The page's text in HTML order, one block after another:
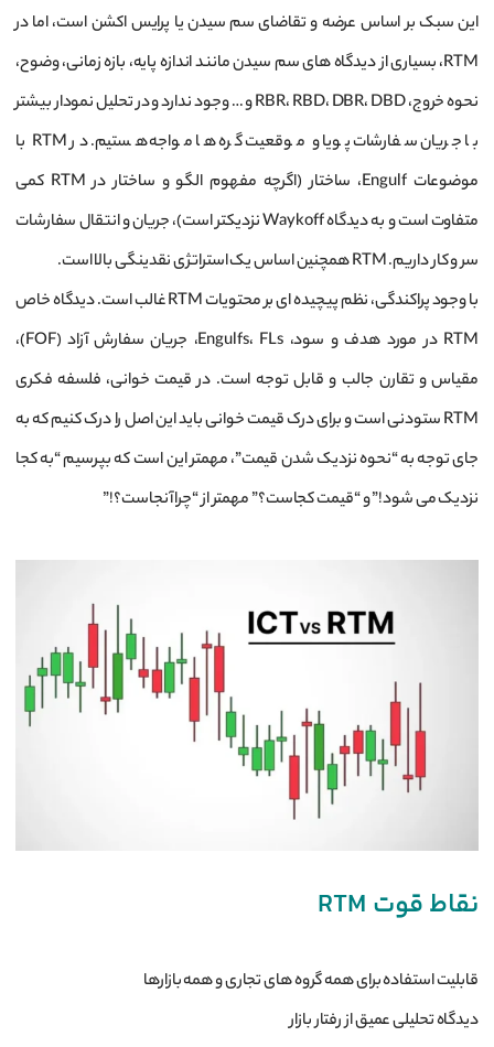
این سبک بر اساس عرضه و تقاضای سم سیدن یا پرایس اکشن است، اما در
RTM، بسیاری از دیدگاه های سم سیدن مانند اندازه پایه، بازه زمانی، وضوح،
نحوه خروج، RBR، RBD، DBR، DBD و … وجود ندارد و در تحلیل نمودار بیشتر
با جریان سفارشات پویا و موقعیت گره ها مواجه هستیم. در RTM با
موضوعات Engulf، ساختار (اگرچه مفهوم الگو و ساختار در RTM کمی
متفاوت است و به دیدگاه Waykoff نزدیکتر است)، جریان و انتقال سفارشات
سر و کار داریم. RTM همچنین اساس یک استراتژی نقدینگی بالا است.
با وجود پراکندگی، نظم پیچیده ای بر محتویات RTM غالب است. دیدگاه خاص
RTM در مورد هدف و سود، Engulfs، FLs، جریان سفارش آزاد (FOF)،
مقیاس و تقارن جالب و قابل توجه است. در قیمت خوانی، فلسفه فکری
RTM ستودنی است و برای درک قیمت خوانی باید این اصل را درک کنیم که به
جای توجه به “نحوه نزدیک شدن قیمت”، مهمتر این است که بپرسیم “به کجا
نزدیک می شود!” و “قیمت کجاست؟” مهمتر از “چرا آنجاست؟!”
نقاط قوت RTM
قابلیت استفاده برای همه گروه های تجاری و همه بازارها
دیدگاه تحلیلی عمیق از رفتار بازار